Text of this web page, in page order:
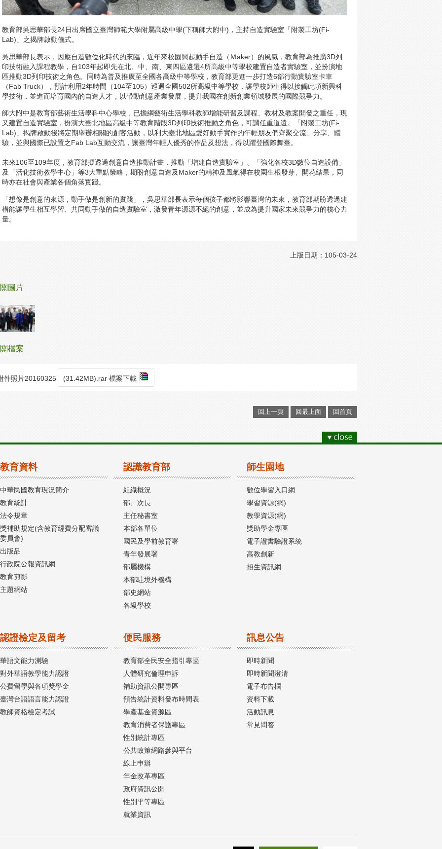
教育部吳思華部長24日出席國立臺灣師範大學附屬高級中學(下稱師大附中)，主持自造實驗室「附製工坊(Fi-
Lab)」之揭牌啟動儀式。
吳思華部長表示，因應自造數位化時代的來臨，近年來校園興起動手自造（Ｍaker）的風氣，教育部為推廣3D列
印技術融入課程教學，自103年起即先在北、中、南、東四區遴選4所高級中等學校建置自造者實驗室，並扮演地
區推動3D列印技術之角色。同時為普及推廣至全國各高級中等學校，教育部更進一步打造6部行動實驗室卡車
（Fab Truck），預計利用2年時間（104至105）巡迴全國502所高級中等學校，讓學校師生得以接觸此項新興科
學技術，並進而培育國內的自造人才，以帶動創意產業發展，提升我國在創新創業領域發展的國際競爭力。
師大附中是教育部藝術生活學科中心學校，已擔綱藝術生活學科教師增能研習及課程、教材及教案開發之重任，現
又建置自造實驗室，扮演大臺北地區高級中等教育階段3D列印技術推動之角色，可謂任重道遠。「附製工坊(Fi-
Lab)」揭牌啟動後將定期舉辦相關的創客活動，以利大臺北地區愛好動手實作的年輕朋友們齊聚交流、分享、體
驗，並與國際已設置之Fab Lab互動交流，讓臺灣年輕人優秀的作品及想法，得以躍登國際舞臺。
未來106至109年度，教育部擬透過創意自造推動計畫，推動「增建自造實驗室」、「強化各校3D數位自造設備」
及「活化技術教學中心」等3大重點策略，期盼創意自造及Maker的精神及風氣得在校園生根發芽、開花結果，同
時亦在社會與產業各個角落實踐。
「想像是創意的來源，動手做是創新的實踐」，吳思華部長表示每個孩子都將影響臺灣的未來，教育部期盼透過建
構能讓學生相互學習、共同動手做的自造實驗室，激發青年源源不絕的創意，並成為提升國家未來競爭力的核心力
量。
上版日期：105-03-24
圖片
檔案
件照片20160325 (31.42MB).rar 檔案下載
回上一頁 回最上面 回首頁
教育資料
中華民國教育現況簡介
教育統計
法令規章
獎補助規定(含教育經費分配審議
委員會)
出版品
行政院公報資訊網
教育剪影
主題網站
認識教育部
組織概況
部、次長
主任秘書室
本部各單位
國民及學前教育署
青年發展署
部屬機構
本部駐境外機構
部史網站
各級學校
師生園地
數位學習入口網
學習資源(網)
教學資源(網)
獎助學金專區
電子證書驗證系統
高教創新
招生資訊網
認證檢定及留考
華語文能力測驗
對外華語教學能力認證
公費留學與各項獎學金
臺灣台語語言能力認證
教師資格檢定考試
便民服務
教育部全民安全指引專區
人體研究倫理申訴
補助資訊公開專區
預告統計資料發布時間表
學產基金資源區
教育消費者保護專區
性別統計專區
公共政策網路參與平台
線上申辦
年金改革專區
政府資訊公開
性別平等專區
就業資訊
訊息公告
即時新聞
即時新聞澄清
電子布告欄
資料下載
活動訊息
常見問答